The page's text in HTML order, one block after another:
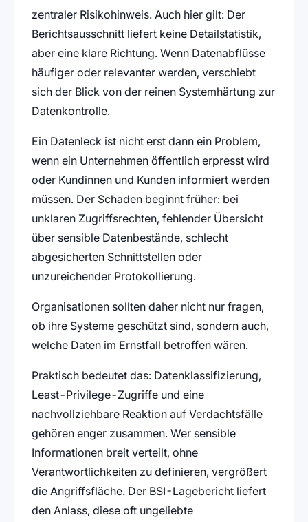
zentraler Risikohinweis. Auch hier gilt: Der
Berichtsausschnitt liefert keine Detailstatistik,
aber eine klare Richtung. Wenn Datenabflüsse
häufiger oder relevanter werden, verschiebt
sich der Blick von der reinen Systemhärtung zur
Datenkontrolle.
Ein Datenleck ist nicht erst dann ein Problem,
wenn ein Unternehmen öffentlich erpresst wird
oder Kundinnen und Kunden informiert werden
müssen. Der Schaden beginnt früher: bei
unklaren Zugriffsrechten, fehlender Übersicht
über sensible Datenbestände, schlecht
abgesicherten Schnittstellen oder
unzureichender Protokollierung.
Organisationen sollten daher nicht nur fragen,
ob ihre Systeme geschützt sind, sondern auch,
welche Daten im Ernstfall betroffen wären.
Praktisch bedeutet das: Datenklassifizierung,
Least-Privilege-Zugriffe und eine
nachvollziehbare Reaktion auf Verdachtsfälle
gehören enger zusammen. Wer sensible
Informationen breit verteilt, ohne
Verantwortlichkeiten zu definieren, vergrößert
die Angriffsfläche. Der BSI-Lagebericht liefert
den Anlass, diese oft ungeliebte